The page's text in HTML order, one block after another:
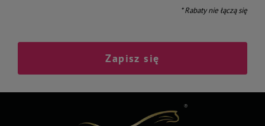
* Rabaty nie łączą się
Zapisz się